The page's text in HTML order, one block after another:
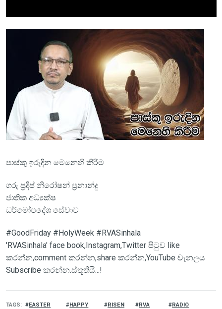
පාස්කු ඉරුදින මෙනෙහි කිරිම
ගරු ප්‍රදීප් නිරෝෂන් ප්‍රනාන්දු
ජාතික අධ්‍යක්ෂ
ධර්මෝපදේශ සේවාව
#GoodFriday #HolyWeek #RVASinhala
'RVASinhala' face book,Instagram,Twitter පිටුව like
කරන්න,comment කරන්න,share කරන්න,YouTube චැනලය
Subscribe කරන්න.ස්තූතියි...!
TAGS
EASTER
HAPPY
RISEN
RVA
RADIO